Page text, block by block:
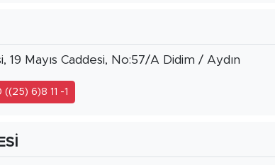
19 Mayıs Caddesi, No:57/A Didim / Aydın
((25) 6)8 11 -1